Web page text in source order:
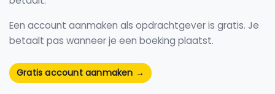
Een account aanmaken als opdrachtgever is gratis. Je
betaalt pas wanneer je een boeking plaatst.
Gratis account aanmaken →